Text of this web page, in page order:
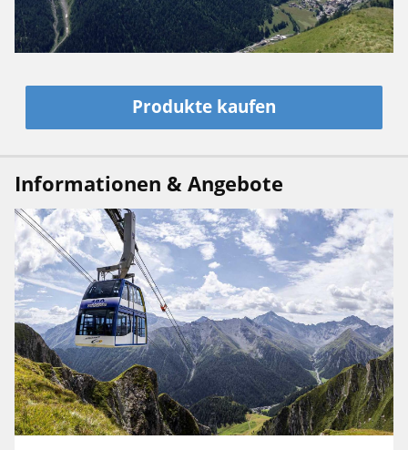
Produkte kaufen
Informationen & Angebote